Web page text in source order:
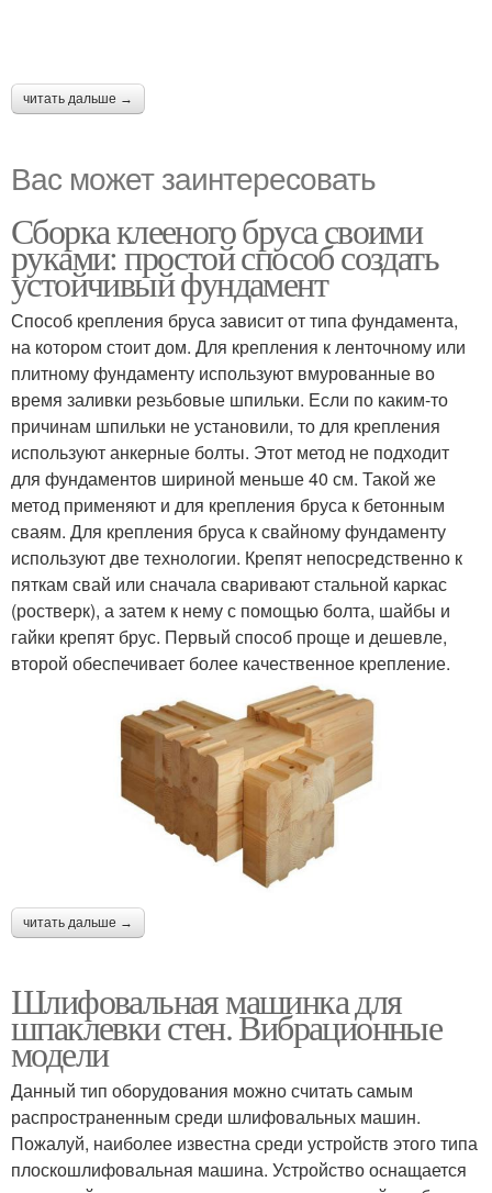
читать дальше →
Вас может заинтересовать
Сборка клееного бруса своими
руками: простой способ создать
устойчивый фундамент
Способ крепления бруса зависит от типа фундамента,
на котором стоит дом. Для крепления к ленточному или
плитному фундаменту используют вмурованные во
время заливки резьбовые шпильки. Если по каким-то
причинам шпильки не установили, то для крепления
используют анкерные болты. Этот метод не подходит
для фундаментов шириной меньше 40 см. Такой же
метод применяют и для крепления бруса к бетонным
сваям. Для крепления бруса к свайному фундаменту
используют две технологии. Крепят непосредственно к
пяткам свай или сначала сваривают стальной каркас
(ростверк), а затем к нему с помощью болта, шайбы и
гайки крепят брус. Первый способ проще и дешевле,
второй обеспечивает более качественное крепление.
читать дальше →
Шлифовальная машинка для
шпаклевки стен. Вибрационные
модели
Данный тип оборудования можно считать самым
распространенным среди шлифовальных машин.
Пожалуй, наиболее известна среди устройств этого типа
плоскошлифовальная машина. Устройство оснащается